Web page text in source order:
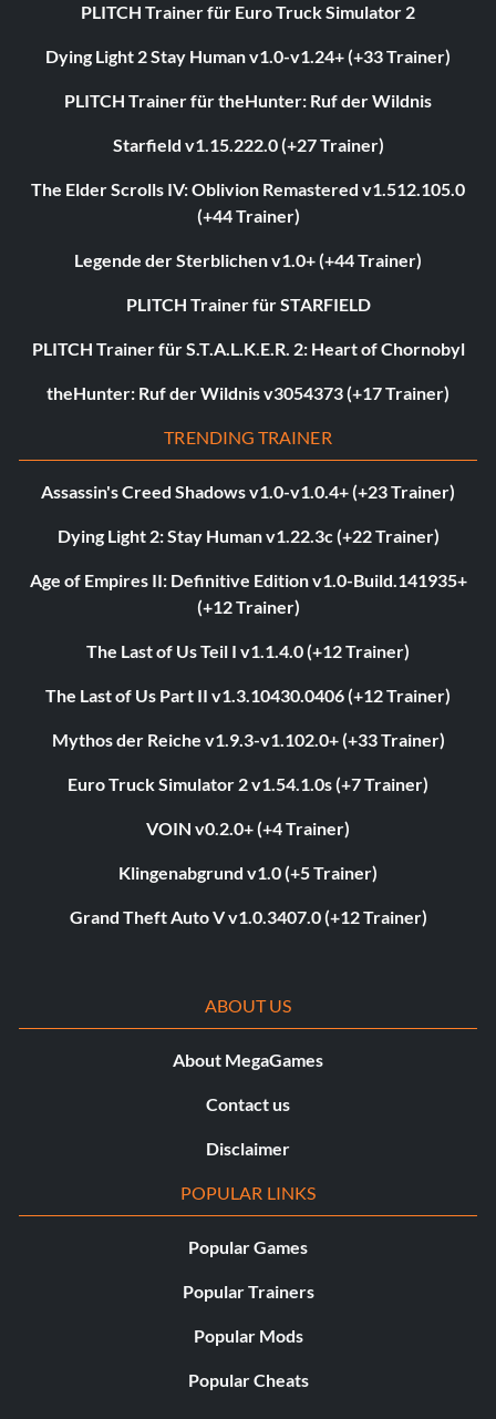
PLITCH Trainer für Euro Truck Simulator 2
Dying Light 2 Stay Human v1.0-v1.24+ (+33 Trainer)
PLITCH Trainer für theHunter: Ruf der Wildnis
Starfield v1.15.222.0 (+27 Trainer)
The Elder Scrolls IV: Oblivion Remastered v1.512.105.0
(+44 Trainer)
Legende der Sterblichen v1.0+ (+44 Trainer)
PLITCH Trainer für STARFIELD
PLITCH Trainer für S.T.A.L.K.E.R. 2: Heart of Chornobyl
theHunter: Ruf der Wildnis v3054373 (+17 Trainer)
TRENDING TRAINER
Assassin's Creed Shadows v1.0-v1.0.4+ (+23 Trainer)
Dying Light 2: Stay Human v1.22.3c (+22 Trainer)
Age of Empires II: Definitive Edition v1.0-Build.141935+
(+12 Trainer)
The Last of Us Teil I v1.1.4.0 (+12 Trainer)
The Last of Us Part II v1.3.10430.0406 (+12 Trainer)
Mythos der Reiche v1.9.3-v1.102.0+ (+33 Trainer)
Euro Truck Simulator 2 v1.54.1.0s (+7 Trainer)
VOIN v0.2.0+ (+4 Trainer)
Klingenabgrund v1.0 (+5 Trainer)
Grand Theft Auto V v1.0.3407.0 (+12 Trainer)
ABOUT US
About MegaGames
Contact us
Disclaimer
POPULAR LINKS
Popular Games
Popular Trainers
Popular Mods
Popular Cheats